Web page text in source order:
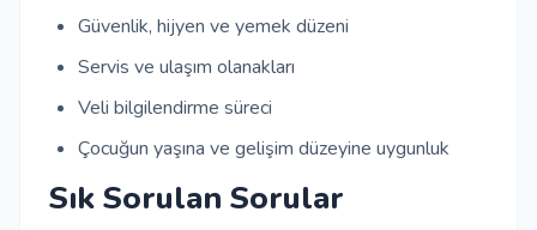
Güvenlik, hijyen ve yemek düzeni
Servis ve ulaşım olanakları
Veli bilgilendirme süreci
Çocuğun yaşına ve gelişim düzeyine uygunluk
Sık Sorulan Sorular